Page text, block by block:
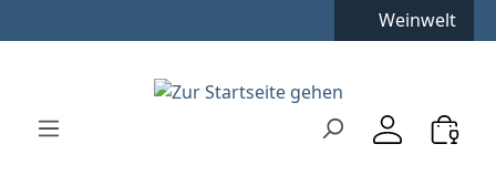
Zur Hauptnavigation springen
Weinwelt